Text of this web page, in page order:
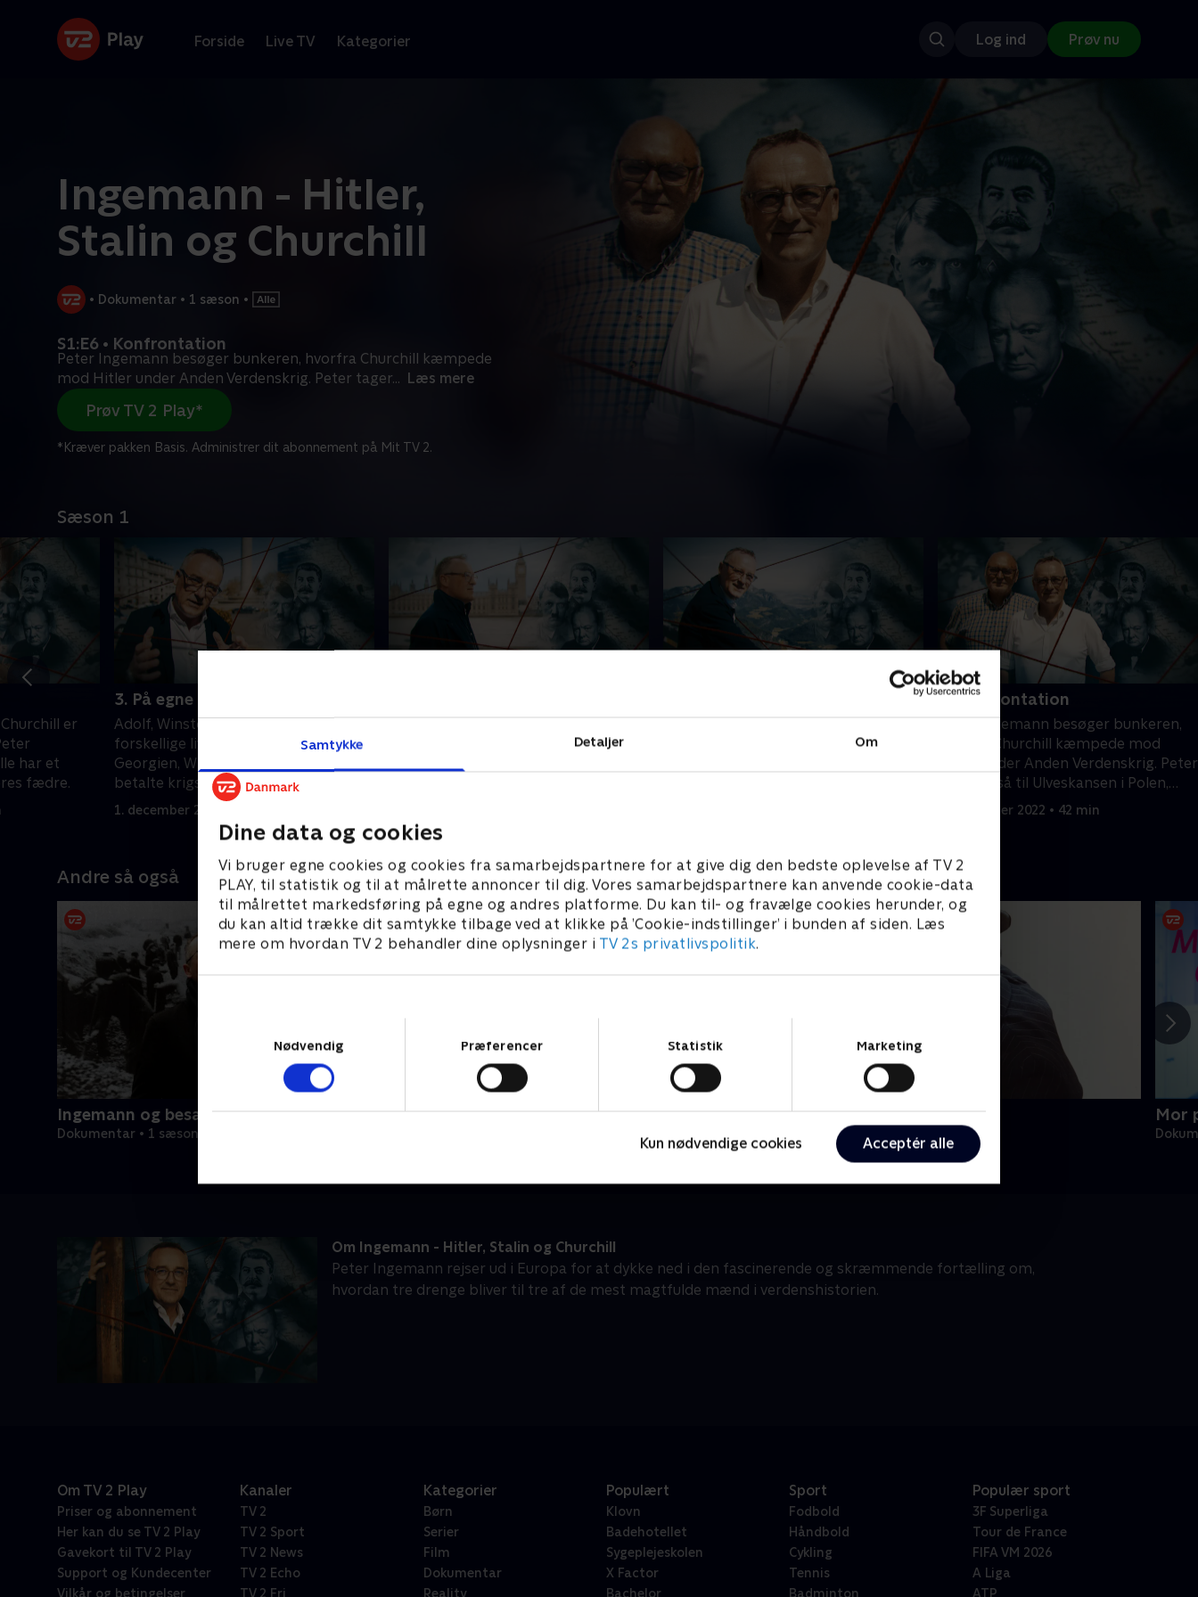
Samtykke Detaljer Om
Dine data og cookies
Vi bruger egne cookies og cookies fra samarbejdspartnere for at give dig den bedste oplevelse af TV 2
PLAY, til statistik og til at målrette annoncer til dig. Vores samarbejdspartnere kan anvende cookie-data
til målrettet markedsføring på egne og andres platforme. Du kan til- og fravælge cookies herunder, og
du kan altid trække dit samtykke tilbage ved at klikke på ’Cookie-indstillinger’ i bunden af siden. Læs
mere om hvordan TV 2 behandler dine oplysninger i TV 2s privatlivspolitik.
Nødvendig
Præferencer Statistik Marketing
Kun nødvendige cookies Acceptér alle
Forside Live TV Kategorier Log ind Prøv nu
Ingemann - Hitler,
Stalin og Churchill
• Dokumentar • 1 sæson •
S1:E6 • Konfrontation
Peter Ingemann besøger bunkeren, hvorfra Churchill kæmpede
mod Hitler under Anden Verdenskrig. Peter tager... Læs mere
Prøv TV 2 Play*
*Kræver pakken Basis. Administrer dit abonnement på Mit TV 2.
Sæson 1
er
har et
fædre.
3. På egne ben
Adolf, Winston og Josef lever tre vidt
forskellige liv. Josef er bankrøver i
Georgien, Winston er verdens bedst
betalte krigskorrespondent, mens
Adolf er hjemløs i Wien.
1. december 2022 • 39 min
hvor Hitlers vej til magten blev
Hitler havde sommerhus. Han
6. Konfrontation
Peter Ingemann besøger bunkeren,
hvorfra Churchill kæmpede mod
Hitler under Anden Verdenskrig. Peter
tager også til Ulveskansen i Polen,
hvor et attentat er tæt på at slå
1. december 2022 • 42 min
Andre så også
Ingemann og besættelsen
Dokumentar • 1 sæsoner
Ingemann og Balkan i flammer Olsen-banden for altid
Dokumentar • 1 sæsoner
Mor
Om Ingemann - Hitler, Stalin og Churchill
Peter Ingemann rejser ud i Europa for at dykke ned i den fascinerende og skræmmende fortælling om,
hvordan tre drenge bliver til tre af de mest magtfulde mænd i verdenshistorien.
Om TV 2 Play
Priser og abonnement
Her kan du se TV 2 Play
Gavekort til TV 2 Play
Support og Kundecenter
Vilkår og betingelser
Kanaler
TV 2
TV 2 Sport
TV 2 News
TV 2 Echo
TV 2 Fri
Kategorier
Børn
Serier
Film
Dokumentar
Reality
Populært
Klovn
Badehotellet
Sygeplejeskolen
X Factor
Bachelor
Sport
Fodbold
Håndbold
Cykling
Tennis
Badminton
Populær sport
3F Superliga
Tour de France
FIFA VM 2026
A Liga
ATP